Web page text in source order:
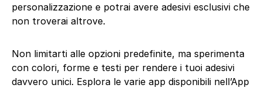
personalizzazione e potrai avere adesivi esclusivi che
non troverai altrove.
Non limitarti alle opzioni predefinite, ma sperimenta
con colori, forme e testi per rendere i tuoi adesivi
davvero unici. Esplora le varie app disponibili nell’App